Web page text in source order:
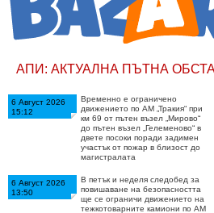
АПИ: АКТУАЛНА ПЪТНА
6 Август 2026
15:12
Временно е ограничено
движението по АМ „Тракия“ при
км 69 от пътен възел „Мирово“
до пътен възел „Гелеменово“ в
двете посоки поради задимен
участък от пожар в близост до
магистралата
6 Август 2026
13:50
В петък и неделя следобед за
повишаване на безопасността
ще се ограничи движението на
тежкотоварните камиони по АМ